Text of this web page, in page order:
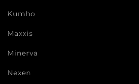
Kumho
Maxxis
Minerva
Nexen